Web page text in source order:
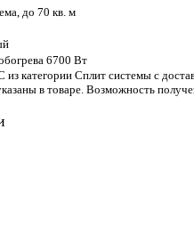
до 70 кв. м
6700 Вт
категории Сплит системы с
в товаре. Возможность